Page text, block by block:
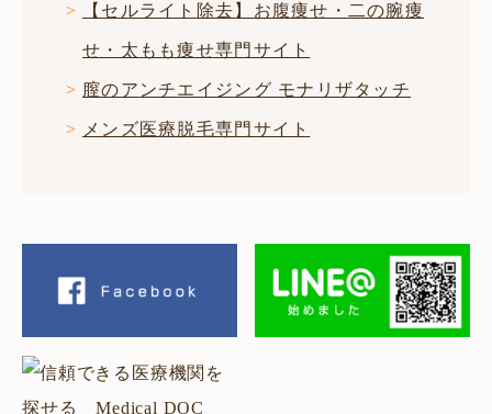
【セルライト除去】お腹痩せ・二の腕痩
せ・太もも痩せ専門サイト
膣のアンチエイジング モナリザタッチ
メンズ医療脱毛専門サイト